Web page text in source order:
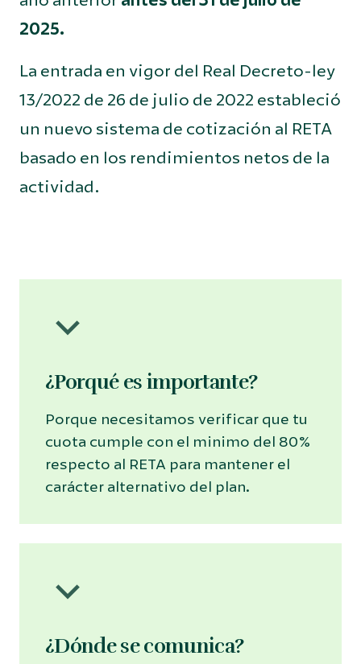
2025.
La entrada en vigor del Real Decreto-ley
13/2022 de 26 de julio de 2022 estableció
un nuevo sistema de cotización al RETA
basado en los rendimientos netos de la
actividad.
¿Porqué es importante?
Porque necesitamos verificar que tu
cuota cumple con el minimo del 80%
respecto al RETA para mantener el
carácter alternativo del plan.
¿Dónde se comunica?